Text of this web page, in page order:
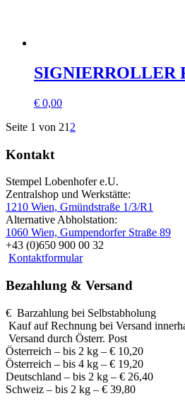
SIGNIERROLLER
€ 0,00
Seite 1 von 21 2
Kontakt
Stempel Lobenhofer e.U.
Zentralshop und Werkstätte:
1210 Wien, Gmündstraße 1/3/R1
Alternative Abholstation:
1060 Wien, Gumpendorfer Straße 89
+43 (0)650 900 00 32
Kontaktformular
Bezahlung & Versand
€ Barzahlung bei Selbstabholung
Kauf auf Rechnung bei Versand
Versand durch Österr. Post
Österreich – bis 2 kg – € 10,20
Österreich – bis 4 kg – € 19,20
Deutschland – bis 2 kg – € 26,40
Schweiz – bis 2 kg – € 39,80